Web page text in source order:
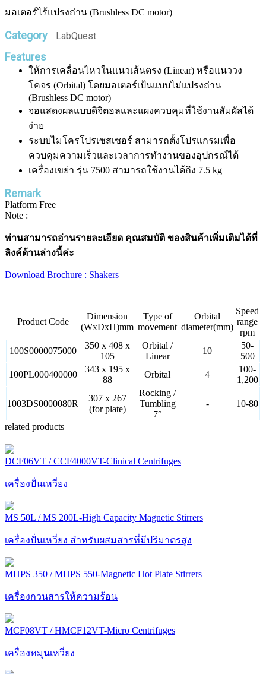
มอเตอร์ไร้แปรงถ่าน (Brushless DC motor)
Category LabQuest
Features
ให้การเคลื่อนไหวในแนวเส้นตรง (Linear) หรือแนววง
โคจร (Orbital) โดยมอเตอร์เป้นแบบไม่แปรงถ่าน
(Brushless DC motor)
จอแสดงผลแบบดิจิตอลและแผงควบคุมที่ใช้งานสัมผัสได้
ง่าย
ระบบไมโครโปรเซสเซอร์ สามารถตั้งโปรแกรมเพื่อ
ควบคุมความเร็วและเวลาการทำงานของอุปกรณ์ได้
เครื่องเขย่า รุ่น 7500 สามารถใช้งานได้ถึง 7.5 kg
Remark
Platform Free
Note :
ท่านสามารถอ่านรายละเอียด คุณสมบัติ ของสินค้าเพิ่มเติมได้ที่
ลิงค์ด้านล่างนี้ค่ะ
Download Brochure : Shakers
Product Code
Dimension
(WxDxH)mm
Type of
movement
Orbital
diameter(mm)
Speed
range
rpm
100S0000075000
350 x 408 x
105
Orbital /
Linear
10
50-
500
100PL000400000
343 x 195 x
88
Orbital 4
100-
1,200
1003DS0000080R
307 x 267
(for plate)
Rocking /
Tumbling
7°
- 10-80
related products
DCF06VT / CCF4000VT-Clinical Centrifuges
เครื่องปั่นเหวี่ยง
MS 50L / MS 200L-High Capacity Magnetic Stirrers
เครื่องปั่นเหวี่ยง สำหรับผสมสารที่มีปริมาตรสูง
MHPS 350 / MHPS 550-Magnetic Hot Plate Stirrers
เครื่องกวนสารให้ความร้อน
MCF08VT / HMCF12VT-Micro Centrifuges
เครื่องหมุนเหวี่ยง